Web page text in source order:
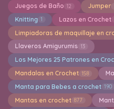
Juegos de Baño 12 Jumper
Knitting 1 Lazos en Crochet
Limpiadoras de maquillaje en
Llaveros Amigurumis 13
Los Mejores 25 Patrones en
Mandalas en Crochet 158
Manta para Bebes a crochet 190
Mantas en crochet 877